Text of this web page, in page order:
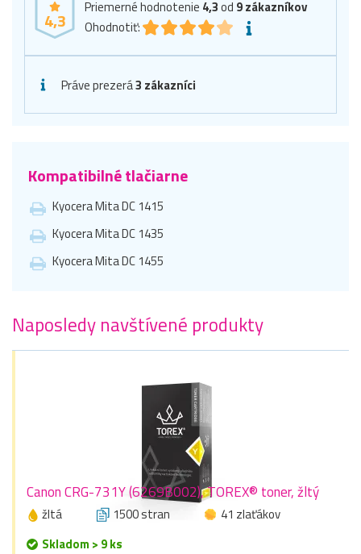
4,3
Priemerné hodnotenie 4,3od 9zákazníkov
Ohodnotiť:
Práve prezerá3 zákazníci
Kompatibilné tlačiarne
Kyocera Mita DC 1415
Kyocera Mita DC 1435
Kyocera Mita DC 1455
Naposledy navštívené produkty
Canon CRG-731Y (6269B002), TOREX® toner, žltý
žltá 1500 stran
41 zlaťákov
Skladom > 9 ks